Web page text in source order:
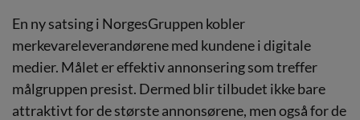
En ny satsing i NorgesGruppen kobler
merkevareleverandørene med kundene i digitale
medier. Målet er effektiv annonsering som treffer
målgruppen presist. Dermed blir tilbudet ikke bare
attraktivt for de største annonsørene, men også for de